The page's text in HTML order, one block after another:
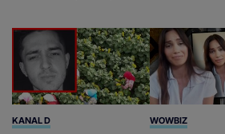
KANAL D WOWBIZ